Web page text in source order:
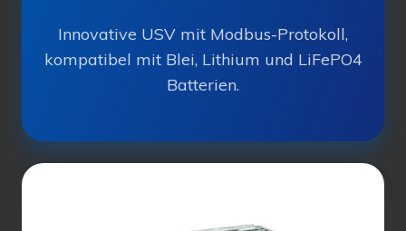
Innovative USV mit Modbus-Protokoll,
kompatibel mit Blei, Lithium und LiFePO4
Batterien.